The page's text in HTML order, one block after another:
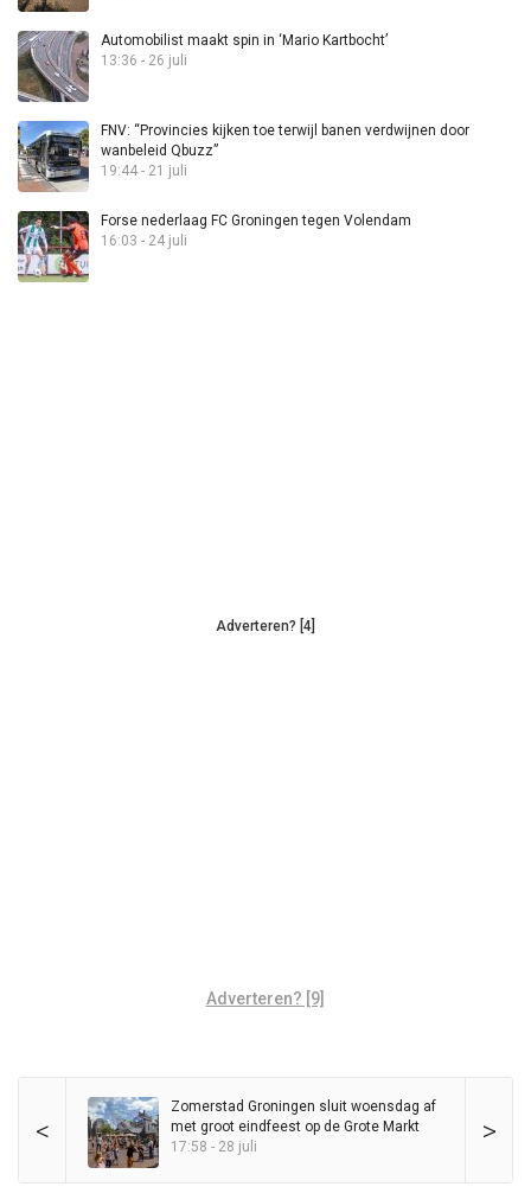
Automobilist maakt spin in ‘Mario Kartbocht’
13:36 - 26 juli
FNV: “Provincies kijken toe terwijl banen verdwijnen door
wanbeleid Qbuzz”
19:44 - 21 juli
Forse nederlaag FC Groningen tegen Volendam
16:03 - 24 juli
Adverteren? [4]
Adverteren? [9]
< >
Zomerstad Groningen sluit woensdag af
met groot eindfeest op de Grote Markt
17:58 - 28 juli